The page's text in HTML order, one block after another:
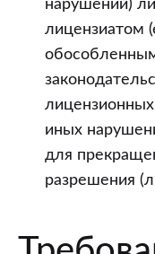
нарушений)
лицензиатом
иных
для
разрешения